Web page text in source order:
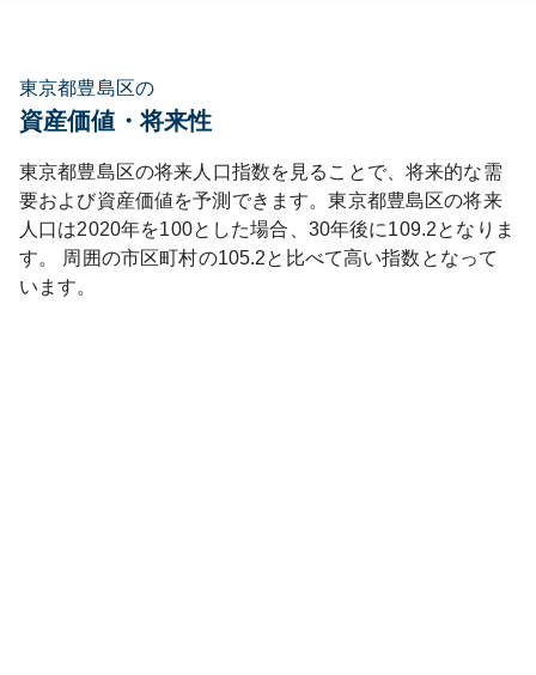
東京都豊島区の
資産価値・将来性
東京都豊島区の将来人口指数を見ることで、将来的な需
要および資産価値を予測できます。東京都豊島区の将来
人口は2020年を100とした場合、30年後に109.2となりま
す。
周囲の市区町村の105.2と比べて高い指数となって
います。